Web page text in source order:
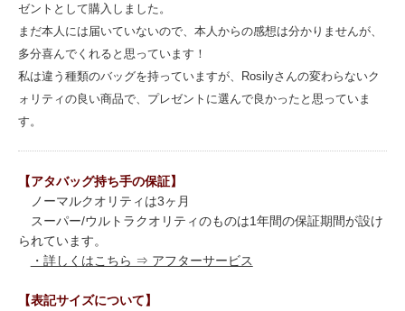
ゼントとして購入しました。
まだ本人には届いていないので、本人からの感想は分かりませんが、
多分喜んでくれると思っています！
私は違う種類のバッグを持っていますが、Rosilyさんの変わらないク
ォリティの良い商品で、プレゼントに選んで良かったと思っていま
す。
【アタバッグ持ち手の保証】
ノーマルクオリティは3ヶ月
スーパー/ウルトラクオリティのものは1年間の保証期間が設け
られています。
・詳しくはこちら ⇒ アフターサービス
【表記サイズについて】